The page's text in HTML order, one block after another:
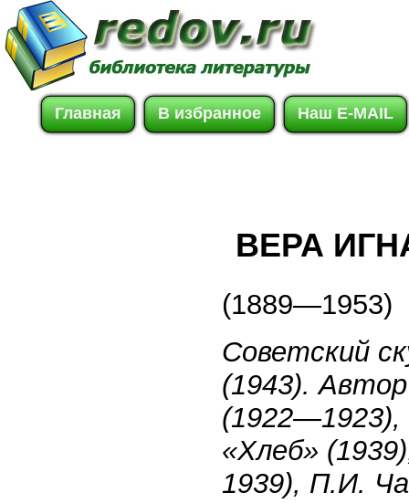
Главная В избранное Наш E-MAIL
ВЕРА
(1889—1953)
Советский
(1943).
(1922—1923),
«Хлеб»
1939), П.И.